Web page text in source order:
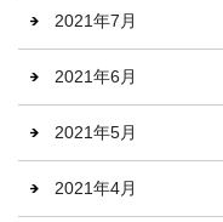
2021年7月
2021年6月
2021年5月
2021年4月